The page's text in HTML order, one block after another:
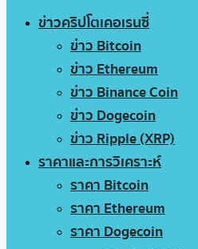
ข่าวคริปโตเคอเรนซี่
ข่าว Bitcoin
ข่าว Ethereum
ข่าว Binance Coin
ข่าว Dogecoin
ข่าว Ripple (XRP)
ราคาและการวิเคราะห์
ราคา Bitcoin
ราคา Ethereum
ราคา Dogecoin